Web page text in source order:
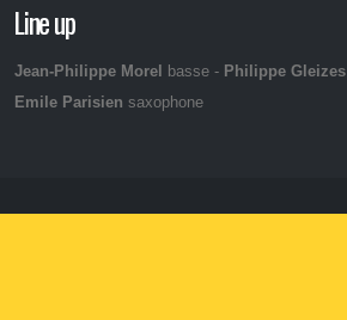
Line up
Jean-Philippe Morel basse - Philippe Gleizes
Emile Parisien saxophone